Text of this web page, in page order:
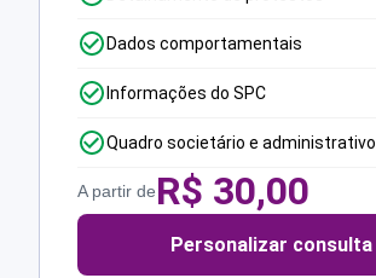
Dados comportamentais
Informações do SPC
Quadro societário e administrativo
A partir deR$ 30,00
Personalizar consulta